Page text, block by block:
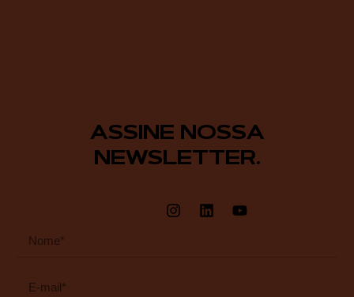
ASSINE NOSSA
NEWSLETTER.